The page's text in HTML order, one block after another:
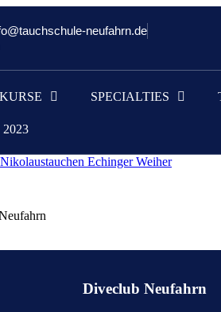
neufahrn.de
SPECIALTIES
2023
Nikolaustauchen Echinger Weiher
Diveclub Neufahrn